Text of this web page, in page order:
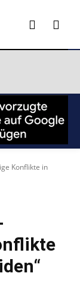
Konflikte in